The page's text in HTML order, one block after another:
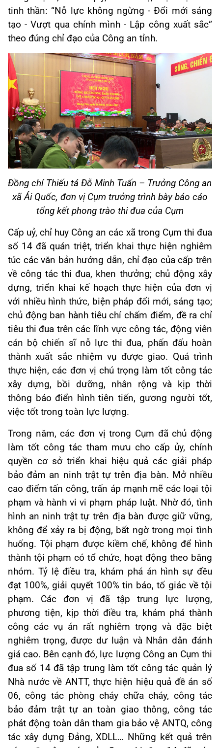
tinh thần: “Nỗ lực không ngừng - Đổi mới sáng
tạo - Vượt qua chính mình - Lập công xuất sắc”
theo đúng chỉ đạo của Công an tỉnh.
Đồng chí Thiếu tá Đỗ Minh Tuấn – Trưởng Công an
xã Ái Quốc, đơn vị Cụm trưởng trình bày báo cáo
tổng kết phong trào thi đua của Cụm
Cấp uỷ, chỉ huy Công an các xã trong Cụm thi đua
số 14 đã quán triệt, triển khai thực hiện nghiêm
túc các văn bản hướng dẫn, chỉ đạo của cấp trên
về công tác thi đua, khen thưởng; chủ động xây
dựng, triển khai kế hoạch thực hiện của đơn vị
với nhiều hình thức, biện pháp đổi mới, sáng tạo;
chủ động ban hành tiêu chí chấm điểm, đề ra chỉ
tiêu thi đua trên các lĩnh vực công tác, động viên
cán bộ chiến sĩ nỗ lực thi đua, phấn đấu hoàn
thành xuất sắc nhiệm vụ được giao. Quá trình
thực hiện, các đơn vị chú trọng làm tốt công tác
xây dựng, bồi dưỡng, nhân rộng và kịp thời
thông báo điển hình tiên tiến, gương người tốt,
việc tốt trong toàn lực lượng.
Trong năm, các đơn vị trong Cụm đã chủ động
làm tốt công tác tham mưu cho cấp ủy, chính
quyền cơ sở triển khai hiệu quả các giải pháp
bảo đảm an ninh trật tự trên địa bàn. Mở nhiều
cao điểm tấn công, trấn áp mạnh mẽ các loại tội
phạm và hành vi vi phạm pháp luật. Nhờ đó, tình
hình an ninh trật tự trên địa bàn được giữ vững,
không để xảy ra bị động, bất ngờ trong mọi tình
huống. Tội phạm được kiềm chế, không để hình
thành tội phạm có tổ chức, hoạt động theo băng
nhóm. Tỷ lệ điều tra, khám phá án hình sự đều
đạt 100%, giải quyết 100% tin báo, tố giác về tội
phạm. Các đơn vị đã tập trung lực lượng,
phương tiện, kịp thời điều tra, khám phá thành
công các vụ án rất nghiêm trọng và đặc biệt
nghiêm trọng, được dư luận và Nhân dân đánh
giá cao. Bên cạnh đó, lực lượng Công an Cụm thi
đua số 14 đã tập trung làm tốt công tác quản lý
Nhà nước về ANTT, thực hiện hiệu quả đề án số
06, công tác phòng cháy chữa cháy, công tác
bảo đảm trật tự an toàn giao thông, công tác
phát động toàn dân tham gia bảo vệ ANTQ, công
tác xây dựng Đảng, XDLL… Những kết quả trên